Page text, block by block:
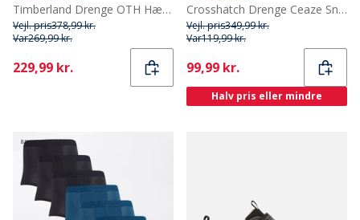
Timberland Drenge OTH Hættetrøje Black Black
Vejl. pris378,99 kr.
Var269,99 kr.
Current
229,99 kr.
Crosshatch Drenge Ceaze Sneakers Flerfarvet
Vejl. pris349,99 kr.
Var119,99 kr.
Current
99,99 kr.
Halv pris eller mindre